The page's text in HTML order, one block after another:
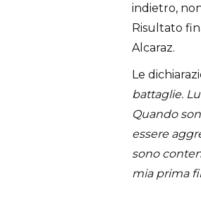
indietro,
Risultato
Alcaraz.
Le
battaglie.
Quando
essere
sono
mia prima